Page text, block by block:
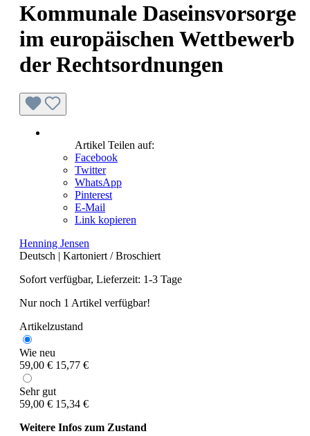
Kommunale Daseinsvorsorge
im europäischen Wettbewerb
der Rechtsordnungen
Artikel Teilen auf:
Facebook
Twitter
WhatsApp
Pinterest
E-Mail
Link kopieren
Henning Jensen
Deutsch | Kartoniert / Broschiert
Sofort verfügbar, Lieferzeit: 1-3 Tage
Nur noch 1 Artikel verfügbar!
Artikelzustand
Wie neu
59,00 € 15,77 €
Sehr gut
59,00 € 15,34 €
Weitere Infos zum Zustand